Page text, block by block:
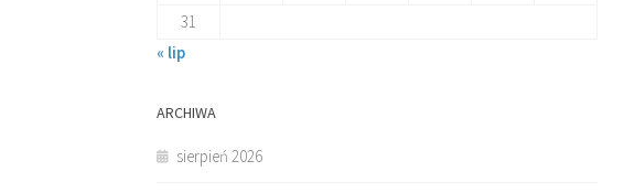
31
« lip
ARCHIWA
sierpień 2026